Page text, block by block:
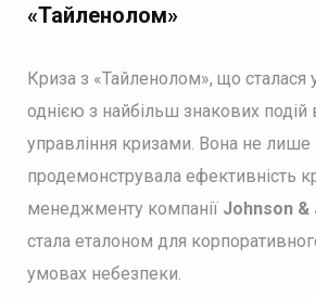
«Тайленолом»
Криза з «Тайленолом», що сталася
однією з найбільш знакових подій в
управління кризами. Вона не лише
продемонструвала ефективність
менеджменту компанії Johnson &
стала еталоном для
умовах небезпеки.